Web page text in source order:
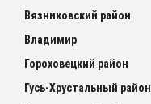
Вязниковский район
Владимир
Гороховецкий район
Гусь-Хрустальный район